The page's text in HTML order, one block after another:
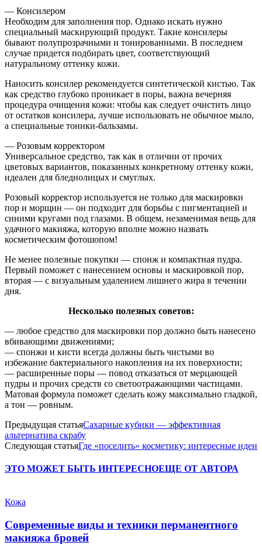
— Консилером
Необходим для заполнения пор. Однако искать нужно
специальный маскирующий продукт. Такие консилеры
бывают полупрозрачными и тонированными. В последнем
случае придется подбирать цвет, соответствующий
натуральному оттенку кожи.
Наносить консилер рекомендуется синтетической кистью. Так
как средство глубоко проникает в поры, важна вечерняя
процедура очищения кожи: чтобы как следует очистить лицо
от остатков консилера, лучше использовать не обычное мыло,
а специальные тоники-бальзамы.
— Розовым корректором
Универсальное средство, так как в отличии от прочих
цветовых вариантов, показанных конкретному оттенку кожи,
идеален для бледнолицых и смуглых.
Розовый корректор используется не только для маскировки
пор и морщин — он подходит для борьбы с пигментацией и
синими кругами под глазами. В общем, незаменимая вещь для
удачного макияжа, которую вполне можно назвать
косметическим фотошопом!
Не менее полезные покупки — спонж и компактная пудра.
Первый поможет с нанесением основы и маскировкой пор,
вторая — с визуальным удалением лишнего жира в течении
дня.
Несколько полезных советов:
— любое средство для маскировки пор должно быть нанесено
вбивающими движениями;
— спонжи и кисти всегда должны быть чистыми во
избежание бактериального накопления на их поверхности;
— расширенные поры — повод отказаться от мерцающей
пудры и прочих средств со светоотражающими частицами.
Матовая формула поможет сделать кожу максимально гладкой,
а тон — ровным.
Предыдущая статьяСахарные кубики — эффективная
альтернатива скрабу
Следующая статьяГде «поселить» косметику: интересные идеи
ЭТО МОЖЕТ БЫТЬ ИНТЕРЕСНОЕЩЕ ОТ АВТОРА
Кожа
Современные виды и техники перманентного
макияжа бровей